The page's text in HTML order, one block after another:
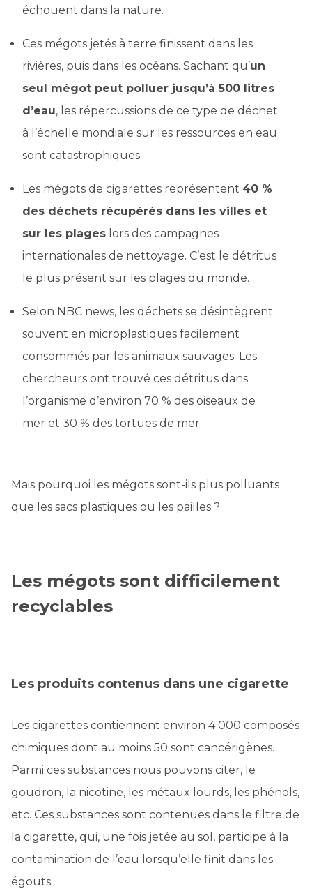
échouent dans la nature.
Ces mégots jetés à terre finissent dans les
rivières, puis dans les océans. Sachant qu’un
seul mégot peut polluer jusqu’à 500 litres
d’eau, les répercussions de ce type de déchet
à l’échelle mondiale sur les ressources en eau
sont catastrophiques.
Les mégots de cigarettes représentent 40 %
des déchets récupérés dans les villes et
sur les plages lors des campagnes
internationales de nettoyage. C’est le détritus
le plus présent sur les plages du monde.
Selon NBC news, les déchets se désintègrent
souvent en microplastiques facilement
consommés par les animaux sauvages. Les
chercheurs ont trouvé ces détritus dans
l’organisme d’environ 70 % des oiseaux de
mer et 30 % des tortues de mer.
Mais pourquoi les mégots sont-ils plus polluants
que les sacs plastiques ou les pailles ?
Les mégots sont difficilement
recyclables
Les produits contenus dans une cigarette
Les cigarettes contiennent environ 4 000 composés
chimiques dont au moins 50 sont cancérigènes.
Parmi ces substances nous pouvons citer, le
goudron, la nicotine, les métaux lourds, les phénols,
etc. Ces substances sont contenues dans le filtre de
la cigarette, qui, une fois jetée au sol, participe à la
contamination de l’eau lorsqu’elle finit dans les
égouts.